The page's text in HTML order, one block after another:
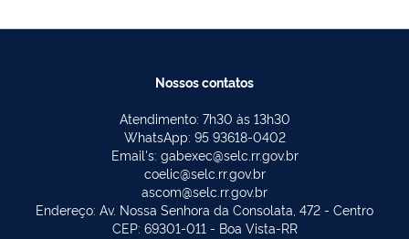
Nossos contatos
Atendimento: 7h30 às 13h30
WhatsApp: 95 93618-0402
Email's: gabexec@selc.rr.gov.br
coelic@selc.rr.gov.br
ascom@selc.rr.gov.br
Endereço: Av. Nossa Senhora da Consolata, 472 - Centro
CEP: 69301-011 - Boa Vista-RR